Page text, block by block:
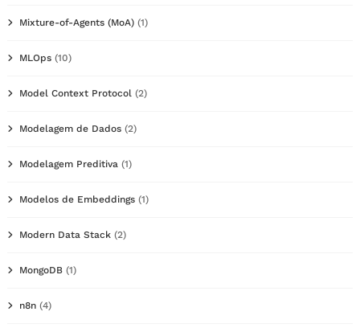
Mixture-of-Agents (MoA) (1)
MLOps (10)
Model Context Protocol (2)
Modelagem de Dados (2)
Modelagem Preditiva (1)
Modelos de Embeddings (1)
Modern Data Stack (2)
MongoDB (1)
n8n (4)